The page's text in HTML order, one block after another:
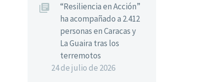
“Resiliencia en Acción”
ha acompañado a 2.412
personas en Caracas y
La Guaira tras los
terremotos
24 de julio de 2026